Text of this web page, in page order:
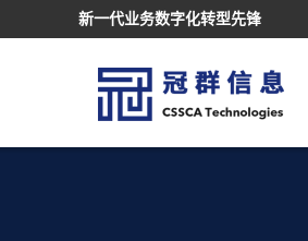
新一代业务数字化转型先锋